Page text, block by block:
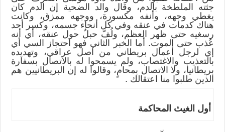
جثته الملطخة بالدم، وقال والد الضحية إن الدم كان
يغطي وجهه، وأنفه مكسورة، ووجهه ممزق، وكانت
هناك كدمات في عنقه وفي كل أنحاء جسمه، وكسر أحد
رسغيه حتى ظهر العظم، ولُفّ حبلٌ حول عنقه، أي أنه
عُذب حتى الموت. أما الخبر الثاني فهو احتجاز السي أي
إي لرجل أعمال بريطاني من اصل عراقي، وتهديده
بالتعذيب والاغتصاب، ولم يسمحوا له بالاتصال بسفارة
بريطانيا، ولا الاتصال بمحامٍ، وقالوا له إن البريطانيين هم
الذين طلبوا منا اعتقالك .
أول الغيث المحاكمة